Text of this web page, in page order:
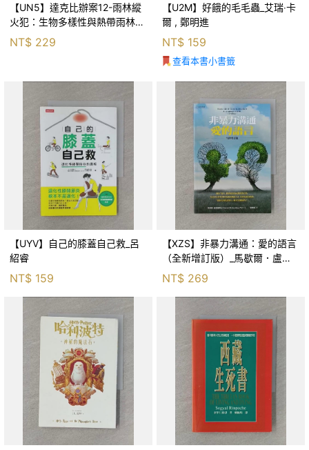
【UN5】達克比辦案12-雨林縱
火犯：生物多樣性與熱帶雨林生
態系_柯智元
NT$ 229
【U2M】好餓的毛毛蟲_艾瑞‧卡
爾 , 鄭明進
NT$ 159
查看本書小書籤
【UYV】自己的膝蓋自己救_呂
紹睿
NT$ 159
【XZS】非暴力溝通：愛的語言
（全新增訂版）_馬歇爾．盧森
堡, 蕭寶森
NT$ 269